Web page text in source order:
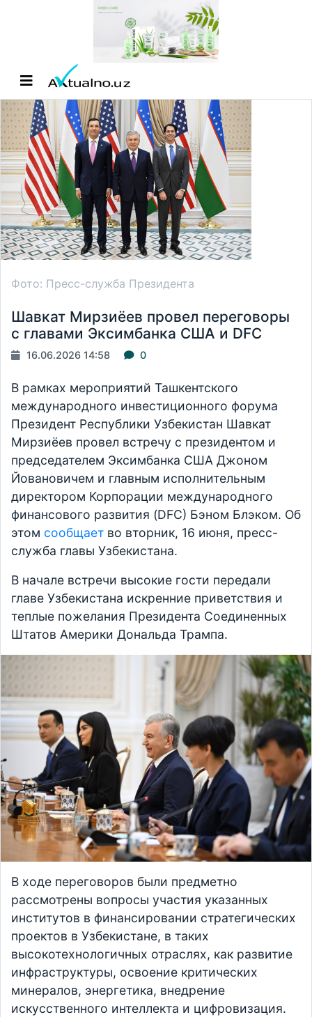
Фото: Пресс-служба Президента
Шавкат Мирзиёев провел переговоры
с главами Эксимбанка США и DFC
16.06.2026 14:58 0
В рамках мероприятий Ташкентского
международного инвестиционного форума
Президент Республики Узбекистан Шавкат
Мирзиёев провел встречу с президентом и
председателем Эксимбанка США Джоном
Йовановичем и главным исполнительным
директором Корпорации международного
финансового развития (DFC) Бэном Блэком. Об
этом сообщает во вторник, 16 июня, пресс-
служба главы Узбекистана.
В начале встречи высокие гости передали
главе Узбекистана искренние приветствия и
теплые пожелания Президента Соединенных
Штатов Америки Дональда Трампа.
В ходе переговоров были предметно
рассмотрены вопросы участия указанных
институтов в финансировании стратегических
проектов в Узбекистане, в таких
высокотехнологичных отраслях, как развитие
инфраструктуры, освоение критических
минералов, энергетика, внедрение
искусственного интеллекта и цифровизация.